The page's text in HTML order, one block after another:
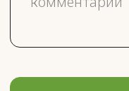
«ЩЕРБИНКА»